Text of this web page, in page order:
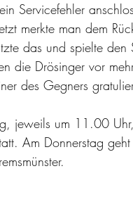
Servicefehler
merkte man dem
das und spielte
die Drösinger vor
des Gegners
jeweils um 11.00
Am Donnerstag